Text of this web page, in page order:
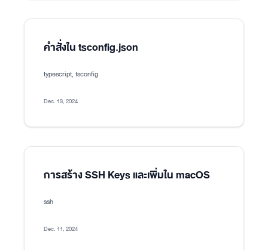
คำสั่งใน tsconfig.json
typescript, tsconfig
Dec. 13, 2024
การสร้าง SSH Keys และเพิ่มใน macOS
ssh
Dec. 11, 2024